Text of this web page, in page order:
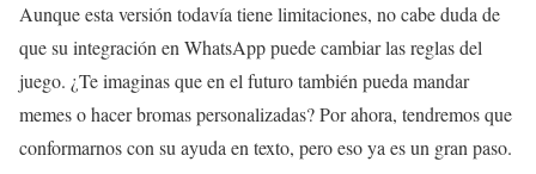
Aunque esta versión todavía tiene limitaciones, no cabe duda de
que su integración en WhatsApp puede cambiar las reglas del
juego. ¿Te imaginas que en el futuro también pueda mandar
memes o hacer bromas personalizadas? Por ahora, tendremos que
conformarnos con su ayuda en texto, pero eso ya es un gran paso.